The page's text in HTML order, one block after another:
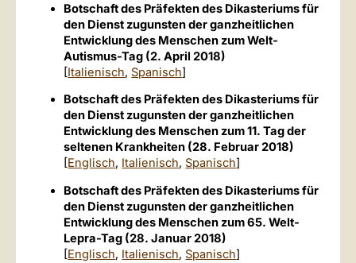
Botschaft des Präfekten des Dikasteriums für
den Dienst zugunsten der ganzheitlichen
Entwicklung des Menschen zum Welt-
Autismus-Tag (2. April 2018)
[Italienisch, Spanisch]
Botschaft des Präfekten des Dikasteriums für
den Dienst zugunsten der ganzheitlichen
Entwicklung des Menschen zum 11. Tag der
seltenen Krankheiten (28. Februar 2018)
[Englisch, Italienisch, Spanisch]
Botschaft des Präfekten des Dikasteriums für
den Dienst zugunsten der ganzheitlichen
Entwicklung des Menschen zum 65. Welt-
Lepra-Tag (28. Januar 2018)
[Englisch, Italienisch, Spanisch]